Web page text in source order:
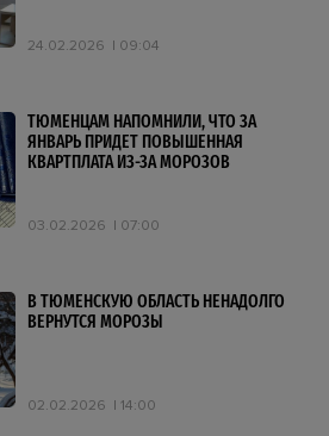
24.02.2026 09:04
ТЮМЕНЦАМ НАПОМНИЛИ, ЧТО ЗА
ЯНВАРЬ ПРИДЕТ ПОВЫШЕННАЯ
КВАРТПЛАТА ИЗ-ЗА МОРОЗОВ
03.02.2026 07:00
В ТЮМЕНСКУЮ ОБЛАСТЬ НЕНАДОЛГО
ВЕРНУТСЯ МОРОЗЫ
02.02.2026 14:00